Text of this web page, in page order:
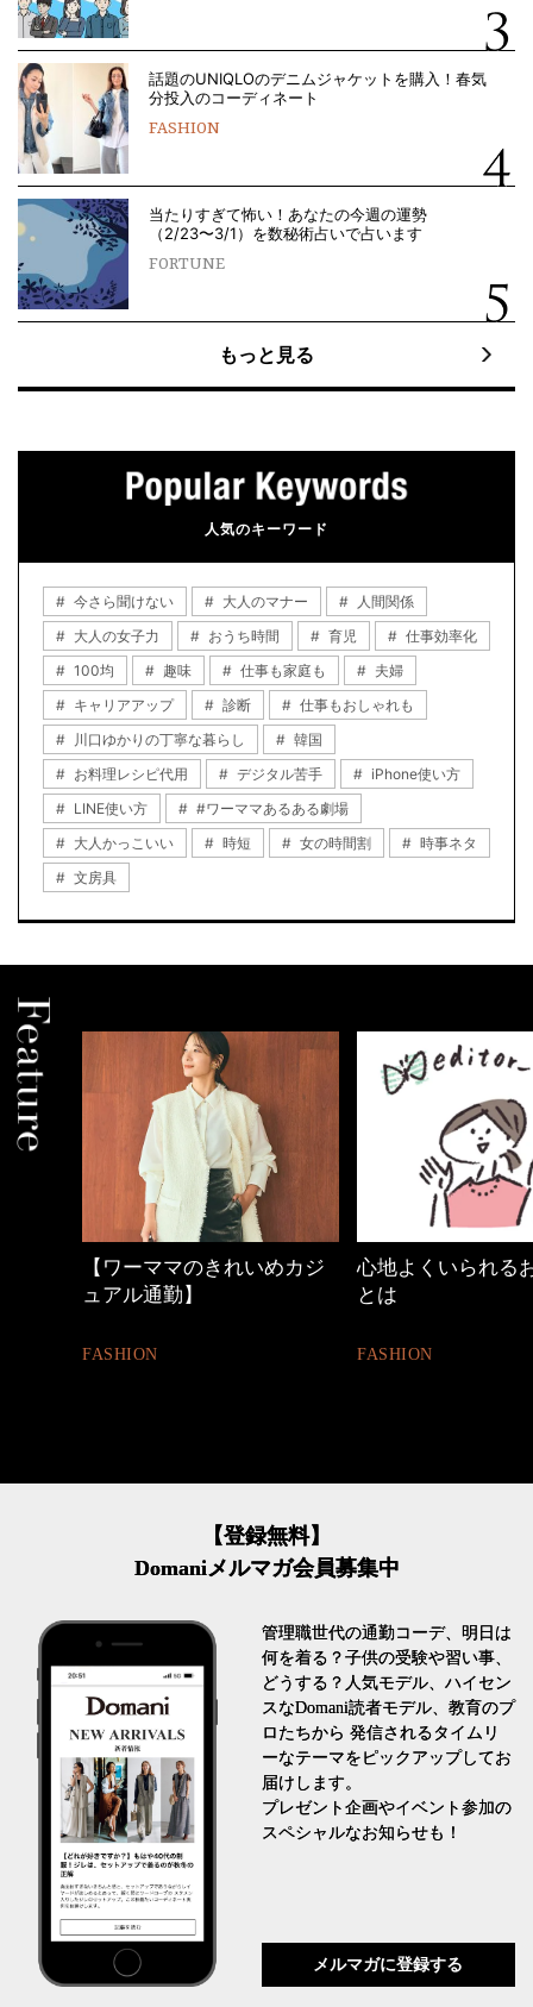
話題のUNIQLOのデニムジャケットを購入！春気
分投入のコーディネート
FASHION
当たりすぎて怖い！あなたの今週の運勢
（2/23〜3/1）を数秘術占いで占います
FORTUNE
もっと見る
人気のキーワード
今さら聞けない 大人のマナー
人間関係
大人の女子力
おうち時間 育児
仕事効率化
100均
趣味 仕事も家庭も
夫婦
キャリアアップ
診断
仕事もおしゃれも
川口ゆかりの丁寧な暮らし
韓国
お料理レシピ代用
デジタル苦手
iPhone使い方
LINE使い方
#ワーママあるある劇場
大人かっこいい
時短 女の時間割
時事ネタ
文房具
【ワーママのきれいめカジ
ュアル通勤】
FASHION
心地よくいられる
とは
FASHION
【登録無料】
Domaniメルマガ会員募集中
管理職世代の通勤コーデ、明日は
何を着る？子供の受験や習い事、
どうする？人気モデル、ハイセン
スなDomani読者モデル、教育のプ
ロたちから 発信されるタイムリ
ーなテーマをピックアップしてお
届けします。
プレゼント企画やイベント参加の
スペシャルなお知らせも！
メルマガに登録する